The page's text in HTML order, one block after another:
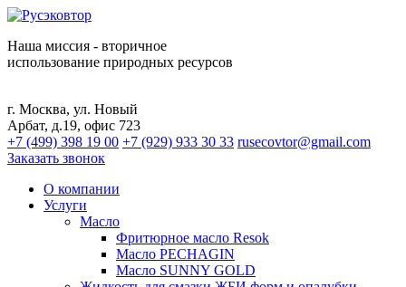
Наша миссия - вторичное
использование природных ресурсов
г. Москва, ул. Новый
Арбат, д.19, офис 723
+7 (499) 398 19 00 +7 (929) 933 30 33 rusecovtor@gmail.com
Заказать звонок
О компании
Услуги
Масло
Фритюрное масло Resok
Масло PECHAGIN
Масло SUNNY GOLD